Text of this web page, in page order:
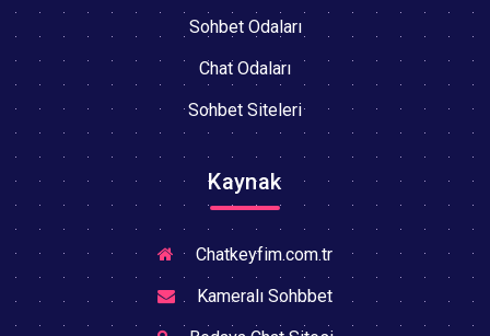
Sohbet Odaları
Chat Odaları
Sohbet Siteleri
Kaynak
Chatkeyfim.com.tr
Kameralı Sohbbet